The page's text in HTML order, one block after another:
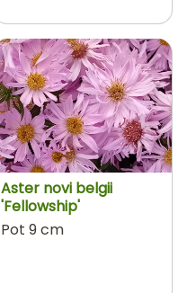
Aster novi belgii
'Fellowship'
Pot 9 cm